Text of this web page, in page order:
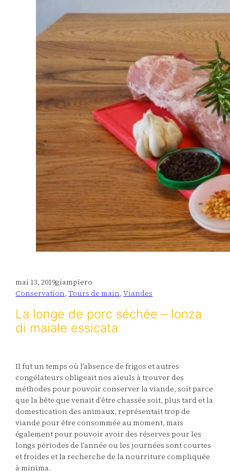
mai 13, 2019giampiero
Conservation, Tours de main, Viandes
La longe de porc séchée – lonza
di maiale essicata
Il fut un temps où l’absence de frigos et autres
congélateurs obligeait nos aïeuls à trouver des
méthodes pour pouvoir conserver la viande, soit parce
que la bête que venait d’être chassée soit, plus tard et la
domestication des animaux, représentait trop de
viande pour être consommée au moment, mais
également pour pouvoir avoir des réserves pour les
longs périodes de l’année ou les journées sont courtes
et froides et la recherche de la nourriture compliquée
à minima.